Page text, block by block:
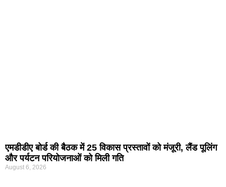
एमडीडीए बोर्ड की बैठक में 25 विकास प्रस्तावों को मंजूरी, लैंड पूलिंग
और पर्यटन परियोजनाओं को मिली गति
August 6, 2026